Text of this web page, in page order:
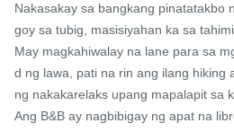
Nakasakay sa bangkang pinatatakbo
goy sa tubig, masisiyahan ka sa
May magkahiwalay na lane para sa
d ng lawa, pati na rin ang ilang hiking
ng nakakarelaks upang mapalapit sa
Ang B&B ay nagbibigay ng apat na